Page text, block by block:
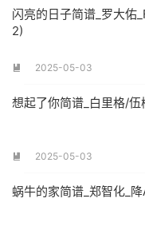
闪亮的日子简谱_罗大佑
2)
 2025-05-03
想起了你简谱_白里格/伍
 2025-05-03
蜗牛的家简谱_郑智化_